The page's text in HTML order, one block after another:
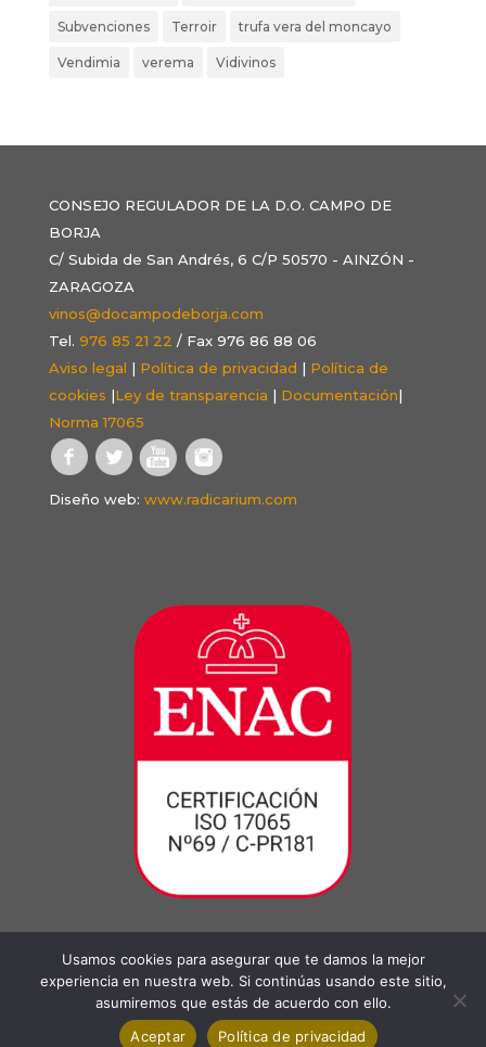
Subvenciones Terroir trufa vera del moncayo
Vendimia verema Vidivinos
CONSEJO REGULADOR DE LA D.O. CAMPO DE
BORJA
C/ Subida de San Andrés, 6 C/P 50570 - AINZÓN -
ZARAGOZA
vinos@docampodeborja.com
Tel. 976 85 21 22 / Fax 976 86 88 06
Aviso legal | Política de privacidad | Política de
cookies |Ley de transparencia | Documentación|
Norma 17065
Diseño web: www.radicarium.com
Usamos cookies para asegurar que te damos la mejor
experiencia en nuestra web. Si continúas usando este sitio,
asumiremos que estás de acuerdo con ello.
Aceptar
Política de privacidad